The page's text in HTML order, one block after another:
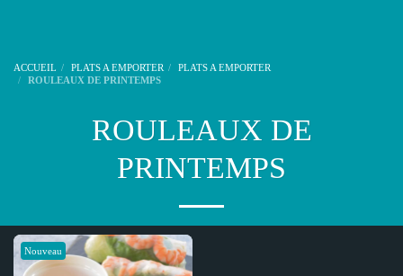
ACCUEIL PLATS A EMPORTER
PLATS A EMPORTER
ROULEAUX DE PRINTEMPS
ROULEAUX DE
PRINTEMPS
Nouveau